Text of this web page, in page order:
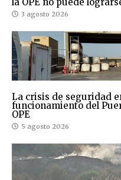
3 agosto 2026
La crisis de seguridad
funcionamiento del
OPE
5 agosto 2026